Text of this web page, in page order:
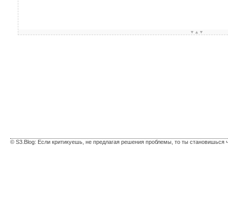
▼▲▼
© S3.Blog: Если критикуешь, не предлагая решения проблемы, то ты становишься